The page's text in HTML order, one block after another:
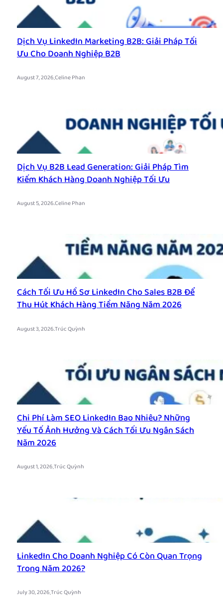
Dịch Vụ LinkedIn Marketing B2B: Giải Pháp Tối
Ưu Cho Doanh Nghiệp B2B
August 7, 2026.Celine Phan
Dịch Vụ B2B Lead Generation: Giải Pháp Tìm
Kiếm Khách Hàng Doanh Nghiệp Tối Ưu
August 5, 2026.Celine Phan
Cách Tối Ưu Hồ Sơ LinkedIn Cho Sales B2B Để
Thu Hút Khách Hàng Tiềm Năng Năm 2026
August 3, 2026.Trúc Quỳnh
Chi Phí Làm SEO LinkedIn Bao Nhiêu? Những
Yếu Tố Ảnh Hưởng Và Cách Tối Ưu Ngân Sách
Năm 2026
August 1, 2026.Trúc Quỳnh
LinkedIn Cho Doanh Nghiệp Có Còn Quan Trọng
Trong Năm 2026?
July 30, 2026.Trúc Quỳnh